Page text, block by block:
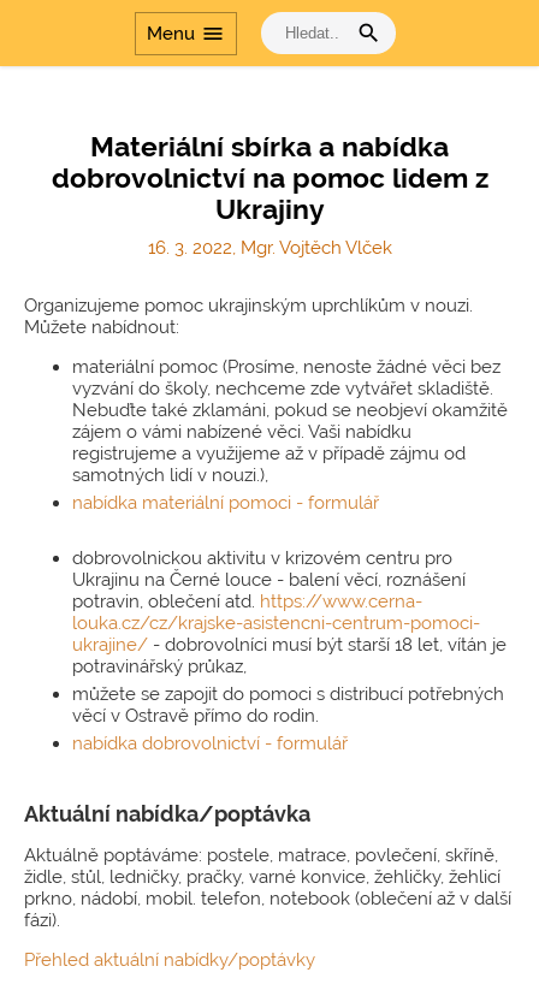
Menu menu search
Materiální sbírka a nabídka
dobrovolnictví na pomoc lidem z
Ukrajiny
16. 3. 2022, Mgr. Vojtěch Vlček
Organizujeme pomoc ukrajinským uprchlíkům v nouzi.
Můžete nabídnout:
materiální pomoc (Prosíme, nenoste žádné věci bez
vyzvání do školy, nechceme zde vytvářet skladiště.
Nebuďte také zklamáni, pokud se neobjeví okamžitě
zájem o vámi nabízené věci. Vaši nabídku
registrujeme a využijeme až v případě zájmu od
samotných lidí v nouzi.),
nabídka materiální pomoci - formulář
dobrovolnickou aktivitu v krizovém centru pro
Ukrajinu na Černé louce - balení věcí, roznášení
potravin, oblečení atd. https://www.cerna-
louka.cz/cz/krajske-asistencni-centrum-pomoci-
ukrajine/ - dobrovolníci musí být starší 18 let, vítán je
potravinářský průkaz,
můžete se zapojit do pomoci s distribucí potřebných
věcí v Ostravě přímo do rodin.
nabídka dobrovolnictví - formulář
Aktuální nabídka/poptávka
Aktuálně poptáváme: postele, matrace, povlečení, skříně,
židle, stůl, ledničky, pračky, varné konvice, žehličky, žehlicí
prkno, nádobí, mobil. telefon, notebook (oblečení až v další
fázi).
Přehled aktuální nabídky/poptávky